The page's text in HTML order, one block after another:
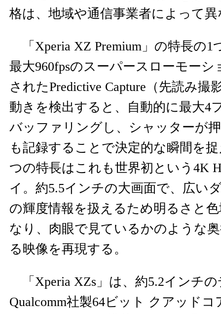
格は、地域や通信事業者によって
「Xperia XZ Premium」の特長の1
最大960fpsのスーパースローモーシ
されたPredictive Capture（先読み撮
動きを検出すると、自動的に最大4
バッファリングし、シャッターが
も記録することで決定的な瞬間を
つの特長はこれも世界初という4K
イ。約5.5インチの大画面で、広い
の輝度情報を扱えるため明るさと
なり、肉眼で見ているかのような
る映像を再現する。
「Xperia XZs」は、約5.2インチ
Qualcomm社製64ビット クアッド